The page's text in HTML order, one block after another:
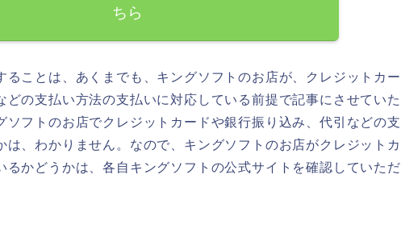
ちら
ることは、あくまでも、キングソフトのお店が、クレジットカー
どの支払い方法の支払いに対応している前提で記事にさせていた
ソフトのお店でクレジットカードや銀行振り込み、代引などの支
は、わかりません。なので、キングソフトのお店がクレジットカ
るかどうかは、各自キングソフトの公式サイトを確認していただ